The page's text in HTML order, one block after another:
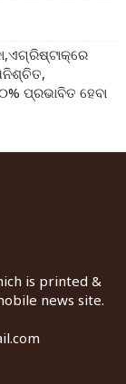
ପ୍ରଭାବିତ ହେବା
is printed &
news site.